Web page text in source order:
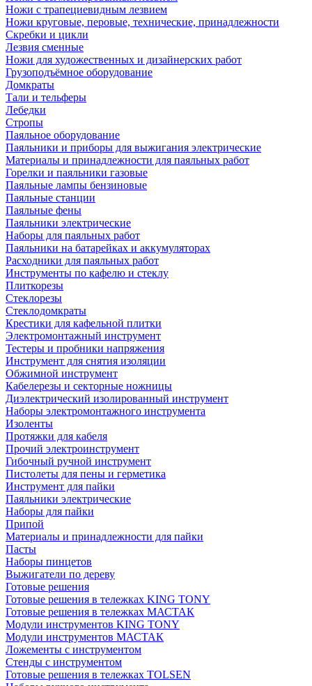
Ножи с трапециевидным лезвием
Ножи круговые, перовые, технические, принадлежности
Скребки и цикли
Лезвия сменные
Ножи для художественных и дизайнерских работ
Грузоподъёмное оборудование
Домкраты
Тали и тельферы
Лебедки
Стропы
Паяльное оборудование
Паяльники и приборы для выжигания электрические
Материалы и принадлежности для паяльных работ
Горелки и паяльники газовые
Паяльные лампы бензиновые
Паяльные станции
Паяльные фены
Паяльники электрические
Наборы для паяльных работ
Паяльники на батарейках и аккумуляторах
Расходники для паяльных работ
Инструменты по кафелю и стеклу
Плиткорезы
Стеклорезы
Стеклодомкраты
Крестики для кафельной плитки
Электромонтажный инструмент
Тестеры и пробники напряжения
Инструмент для снятия изоляции
Обжимной инструмент
Кабелерезы и секторные ножницы
Диэлектрический изолированный инструмент
Наборы электромонтажного инструмента
Изоленты
Протяжки для кабеля
Прочий электроинструмент
Гибочный ручной инструмент
Пистолеты для пены и герметика
Инструмент для пайки
Паяльники электрические
Наборы для пайки
Припой
Материалы и принадлежности для пайки
Пасты
Наборы пинцетов
Выжигатели по дереву
Готовые решения
Готовые решения в тележках KING TONY
Готовые решения в тележках МАСТАК
Модули инструментов KING TONY
Модули инструментов МАСТАК
Ложементы с инструментом
Стенды с инструментом
Готовые решения в тележках TOLSEN